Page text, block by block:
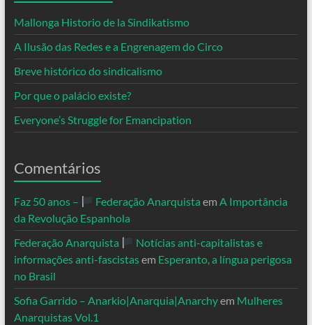
Mallonga Historio de la Sindikatismo
A Ilusão das Redes e a Engrenagem do Circo
Breve histórico do sindicalismo
Por que o palácio existe?
Everyone’s Struggle for Emancipation
Comentários
Faz 50 anos – Federação Anarquista em A Importância
da Revolução Espanhola
Federação Anarquista
Notícias anti-capitalistas e
informações anti-fascistasem Esperanto, a língua perigosa
no Brasil
Sofia Garrido – Anarkio|Anarquia|Anarchyem Mulheres
Anarquistas Vol.1